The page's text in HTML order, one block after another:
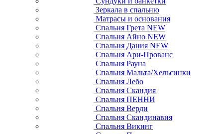
Зеркала в спальню
Матрасы и основания
Спальня Грета NEW
Спальня Айно NEW
Спальня Дания NEW
Спальня Ари-Прованс
Спальня Рауна
Спальня Мальта/Хельсинки
Спальня Лебо
Спальня Скандия
Спальня ПЕННИ
Спальня Верди
Спальня Скандинавия
Спальня Викинг